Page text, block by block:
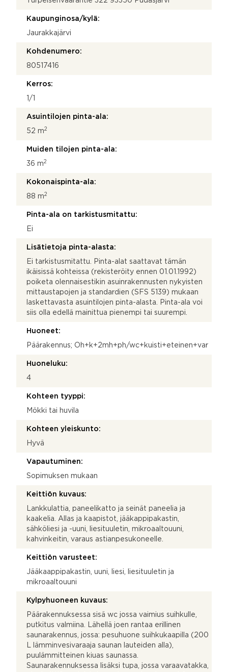
Kaupunginosa/kylä:
Jaurakkajärvi
Kohdenumero:
80517416
Kerros:
1/1
Asuintilojen pinta-ala:
52 m2
Muiden tilojen pinta-ala:
36 m2
Kokonaispinta-ala:
88 m2
Pinta-ala on tarkistusmitattu:
Ei
Lisätietoja pinta-alasta:
Ei tarkistusmitattu. Pinta-alat saattavat tämän
ikäisissä kohteissa (rekisteröity ennen 01.01.1992)
poiketa olennaisestikin asuinrakennusten nykyisten
mittaustapojen ja standardien (SFS 5139) mukaan
laskettavasta asuintilojen pinta-alasta. Pinta-ala voi
siis olla edellä mainittua pienempi tai suurempi.
Huoneet:
Päärakennus; Oh+k+2mh+ph/wc+kuisti+eteinen+var
Huoneluku:
4
Kohteen tyyppi:
Mökki tai huvila
Kohteen yleiskunto:
Hyvä
Vapautuminen:
Sopimuksen mukaan
Keittiön kuvaus:
Lankkulattia, paneelikatto ja seinät paneelia ja
kaakelia. Allas ja kaapistot, jääkappipakastin,
sähköliesi ja -uuni, liesituuletin, mikroaaltouuni,
kahvinkeitin, varaus astianpesukoneelle.
Keittiön varusteet:
Jääkaappipakastin, uuni, liesi, liesituuletin ja
mikroaaltouuni
Kylpyhuoneen kuvaus:
Päärakennuksessa sisä wc jossa vaimius suihkulle,
putkitus valmiina. Lähellä joen rantaa erillinen
saunarakennus, jossa: pesuhuone suihkukaapilla (200
L lämminvesivaraaja saunan lauteiden alla),
puulämmitteinen kiuas saunassa.
Saunarakennuksessa lisäksi tupa, jossa varaavatakka,